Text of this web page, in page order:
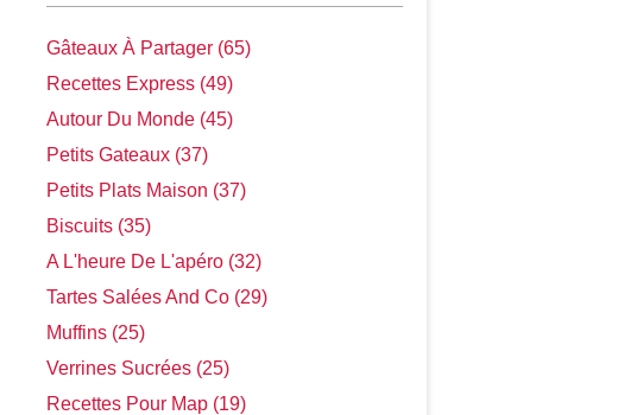
Gâteaux À Partager (65)
Recettes Express (49)
Autour Du Monde (45)
Petits Gateaux (37)
Petits Plats Maison (37)
Biscuits (35)
A L'heure De L'apéro (32)
Tartes Salées And Co (29)
Muffins (25)
Verrines Sucrées (25)
Recettes Pour Map (19)